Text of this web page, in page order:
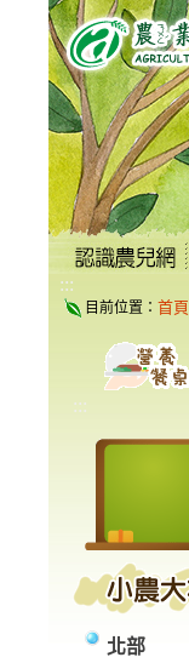
跳
到
主
要
內
容
區
塊
:::
目前位置： 首頁
:::
北部